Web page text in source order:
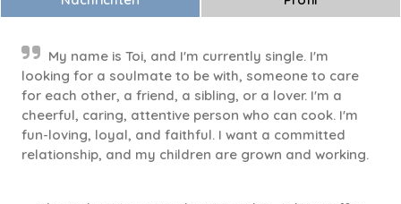
My name is Toi, and I'm currently single. I'm
looking for a soulmate to be with, someone to care
for each other, a friend, a sibling, or a lover. I'm a
cheerful, caring, attentive person who can cook. I'm
fun-loving, loyal, and faithful. I want a committed
relationship, and my children are grown and working.